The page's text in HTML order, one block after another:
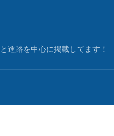
進路を中心に掲載してます！